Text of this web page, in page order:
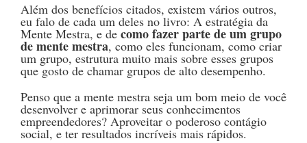
Além dos benefícios citados, existem vários outros,
eu falo de cada um deles no livro: A estratégia da
Mente Mestra, e de como fazer parte de um grupo
de mente mestra, como eles funcionam, como criar
um grupo, estrutura muito mais sobre esses grupos
que gosto de chamar grupos de alto desempenho.
Penso que a mente mestra seja um bom meio de você
desenvolver e aprimorar seus conhecimentos
empreendedores? Aproveitar o poderoso contágio
social, e ter resultados incríveis mais rápidos.